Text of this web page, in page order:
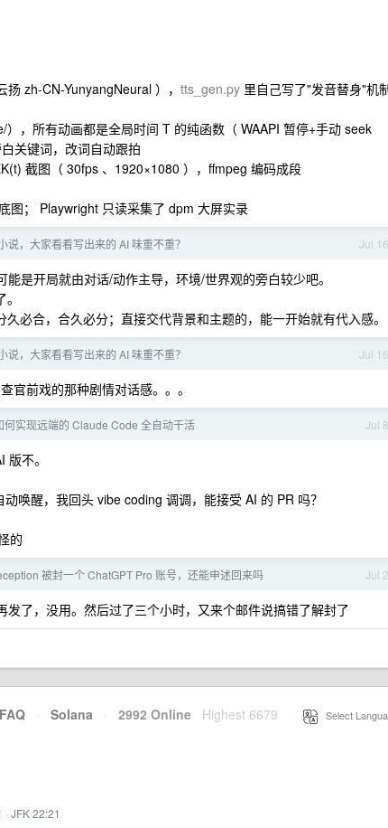
zh-CN-YunyangNeural ）， tts_gen.py 里自己写了"发音替身"机
，所有动画都是全局时间 T 的纯函数（ WAAPI 暂停+手动 seek
关键词，改词自动跟拍
截图（ 30fps 、1920×1080 ），ffmpeg 编码成段
图； Playwright 只读采集了 dpm 大屏实录
Jul 16
说，大家看看写出来的 AI 味重不重？
是开局就由对话/动作主导，环境/世界观的旁白较少吧。
必合，合久必分；直接交代背景和主题的，能一开始就有代入感。
Jul 16
说，大家看看写出来的 AI 味重不重？
官前戏的那种剧情对话感。。。
Jul 8
何实现远端的 Claude Code 全自动干活
不。
唤醒，我回头 vibe coding 调调，能接受 AI 的 PR 吗？
的
Jul 2
被封一个 ChatGPT Pro 账号，还能申述回来吗
了，没用。然后过了三个小时，又来个邮件说搞错了解封了
FAQ · Solana · 2992 Online Highest 6679 Select
· JFK 22:21